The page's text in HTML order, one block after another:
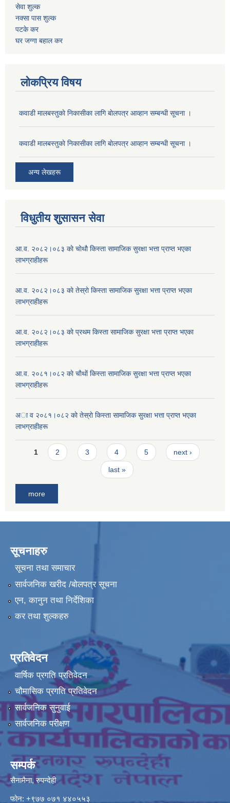
सेवा शुल्क
नक्सा पास शुल्क
पटके कर
घर जग्गा बहाल कर
लोकप्रिय विषय
कवाडी मालबस्तुकाे निकासीका लागि बाेलपत्र आव्हान सम्बन्धी सूचना ।
कवाडी मालबस्तुकाे निकासीका लागि बाेलपत्र आव्हान सम्बन्धी सूचना ।
अन्य लेखहरू
विधुतीय शुसासन सेवा
आ.व. २०८२।०८३ काे चोथाै‌ किस्ता सामाजिक सुरक्षा भत्ता प्राप्त भएका
लाभग्राहीहरू
आ.व. २०८२।०८३ काे तेस्राे किस्ता सामाजिक सुरक्षा भत्ता प्राप्त भएका
लाभग्राहीहरू
आ.व. २०८२।०८३ काे प्रथम किस्ता सामाजिक सुरक्षा भत्ता प्राप्त भएका
लाभग्राहीहरू
आ.व. २०८१।०८२ काे चाैथाें किस्ता सामाजिक सुरक्षा भत्ता प्राप्त भएका
लाभग्राहीहरू
अा व २०८१।०८२ काे तेस्राे किस्ता सामाजिक सुरक्षा भत्ता प्राप्त भएका
लाभग्राहीहरू
Pages
1 2 3 4 5 next ›
last »
more
सूचनाहरु
सूचना तथा समाचार
सार्वजनिक खरीद /बोलपत्र सूचना
एन, कानुन तथा निर्देशिका
कर तथा शुल्कहरु
प्रतिवेदन
वार्षिक प्रगति प्रतिवेदन
चौमासिक प्रगति प्रतिवेदन
सार्वजनिक सुनुवाई
सार्वजनिक परीक्षण
सम्पर्क
सैनामैना, रुपन्देही
फोन: +९७७ ०७१ ४४०५५३